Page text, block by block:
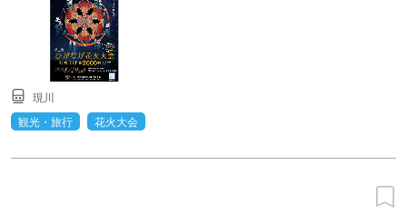
現川
観光・旅行
花火大会